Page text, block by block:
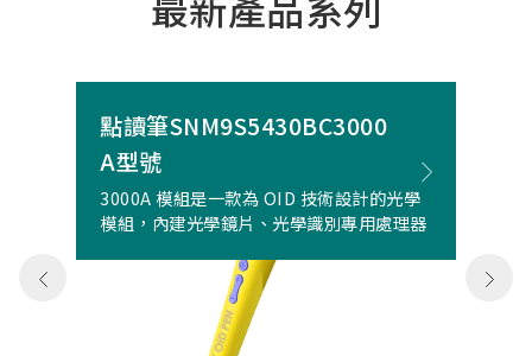
點讀筆SNM9S5430BC3000
A型號
3000A 模組是一款為 OID 技術設計的光學
模組，內建光學鏡片、光學識別專用處理器